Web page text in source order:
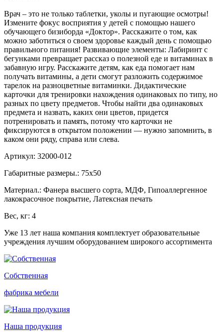
Врач – это не только таблетки, уколы и пугающие осмотры!
Измените фокус восприятия у детей с помощью нашего
обучающего бизиборда «Доктор». Расскажите о том, как
можно заботиться о своем здоровье каждый день с помощью
правильного питания! Развивающие элементы: Лабиринт с
бегунками превращает рассказ о полезной еде и витаминах в
забавную игру. Расскажите детям, как еда помогает нам
получать витамины, а дети смогут разложить содержимое
тарелок на разноцветные витаминки. Дидактические
карточки для тренировки нахождения одинаковых по типу, но
разных по цвету предметов. Чтобы найти два одинаковых
предмета и назвать, каких они цветов, придется
потренировать и память, потому что карточки не
фиксируются в открытом положении — нужно запомнить, в
каком они ряду, справа или слева.
Артикул: 32000-012
Габаритные размеры.: 75х50
Материал.: Фанера высшего сорта, МДФ, Гипоаллергенное
лакокрасочное покрытие, Латексная печать
Вес, кг: 4
Уже 13 лет наша компания комплектует образовательные
учреждения лучшим оборудованием широкого ассортимента
Собственная
фабрика мебели
Наша продукция